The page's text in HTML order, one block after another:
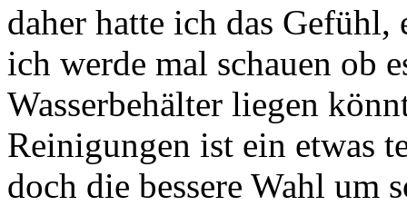
daher hatte ich das Gefühl,
ich werde mal schauen ob
Wasserbehälter liegen
Reinigungen ist ein etwas
doch die bessere Wahl um